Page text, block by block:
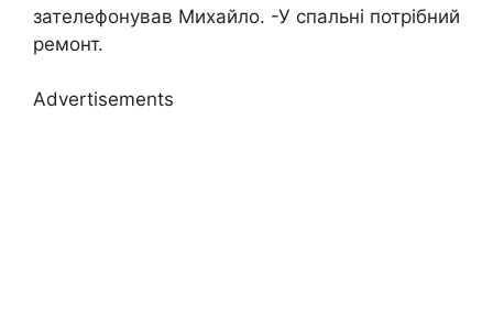
зателефонував Михайло. -У спальні потрібний
ремонт.
Advertisements